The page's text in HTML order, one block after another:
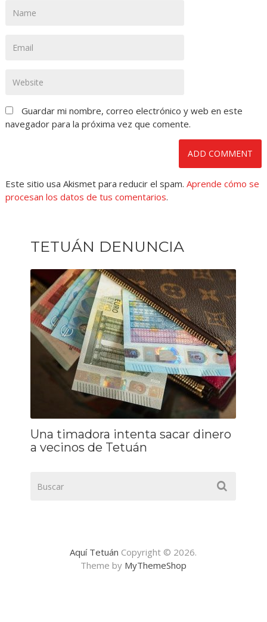
Guardar mi nombre, correo electrónico y web en este
navegador para la próxima vez que comente.
Este sitio usa Akismet para reducir el spam. Aprende cómo se
procesan los datos de tus comentarios.
TETUÁN DENUNCIA
Una timadora intenta sacar dinero
a vecinos de Tetuán
Aquí Tetuán Copyright © 2026.
Theme by MyThemeShop